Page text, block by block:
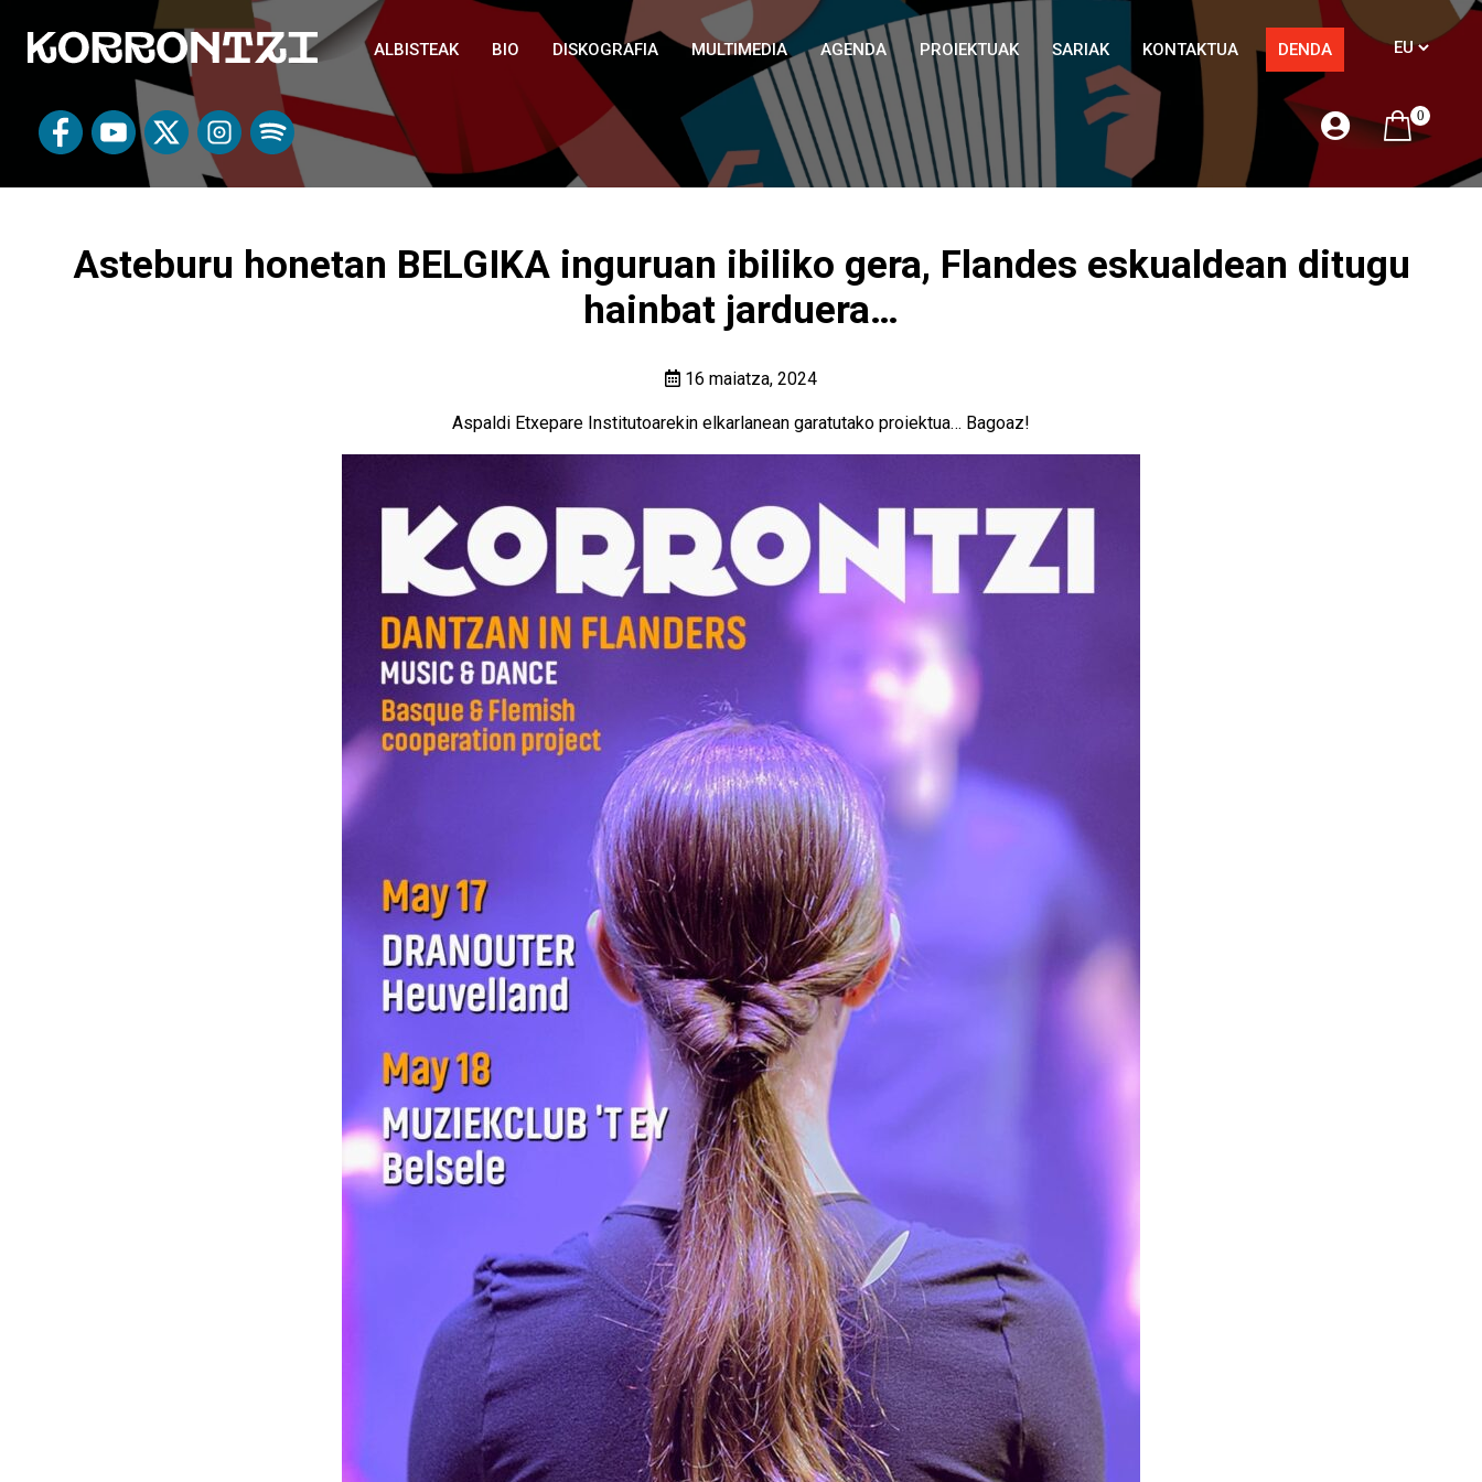
ALBISTEAK BIO DISKOGRAFIA MULTIMEDIA AGENDA PROIEKTUAK SARIAK KONTAKTUA DENDA
0
Asteburu honetan BELGIKA inguruan ibiliko gera, Flandes eskualdean ditugu
hainbat jarduera…
16 maiatza, 2024
Aspaldi Etxepare Institutoarekin elkarlanean garatutako proiektua… Bagoaz!